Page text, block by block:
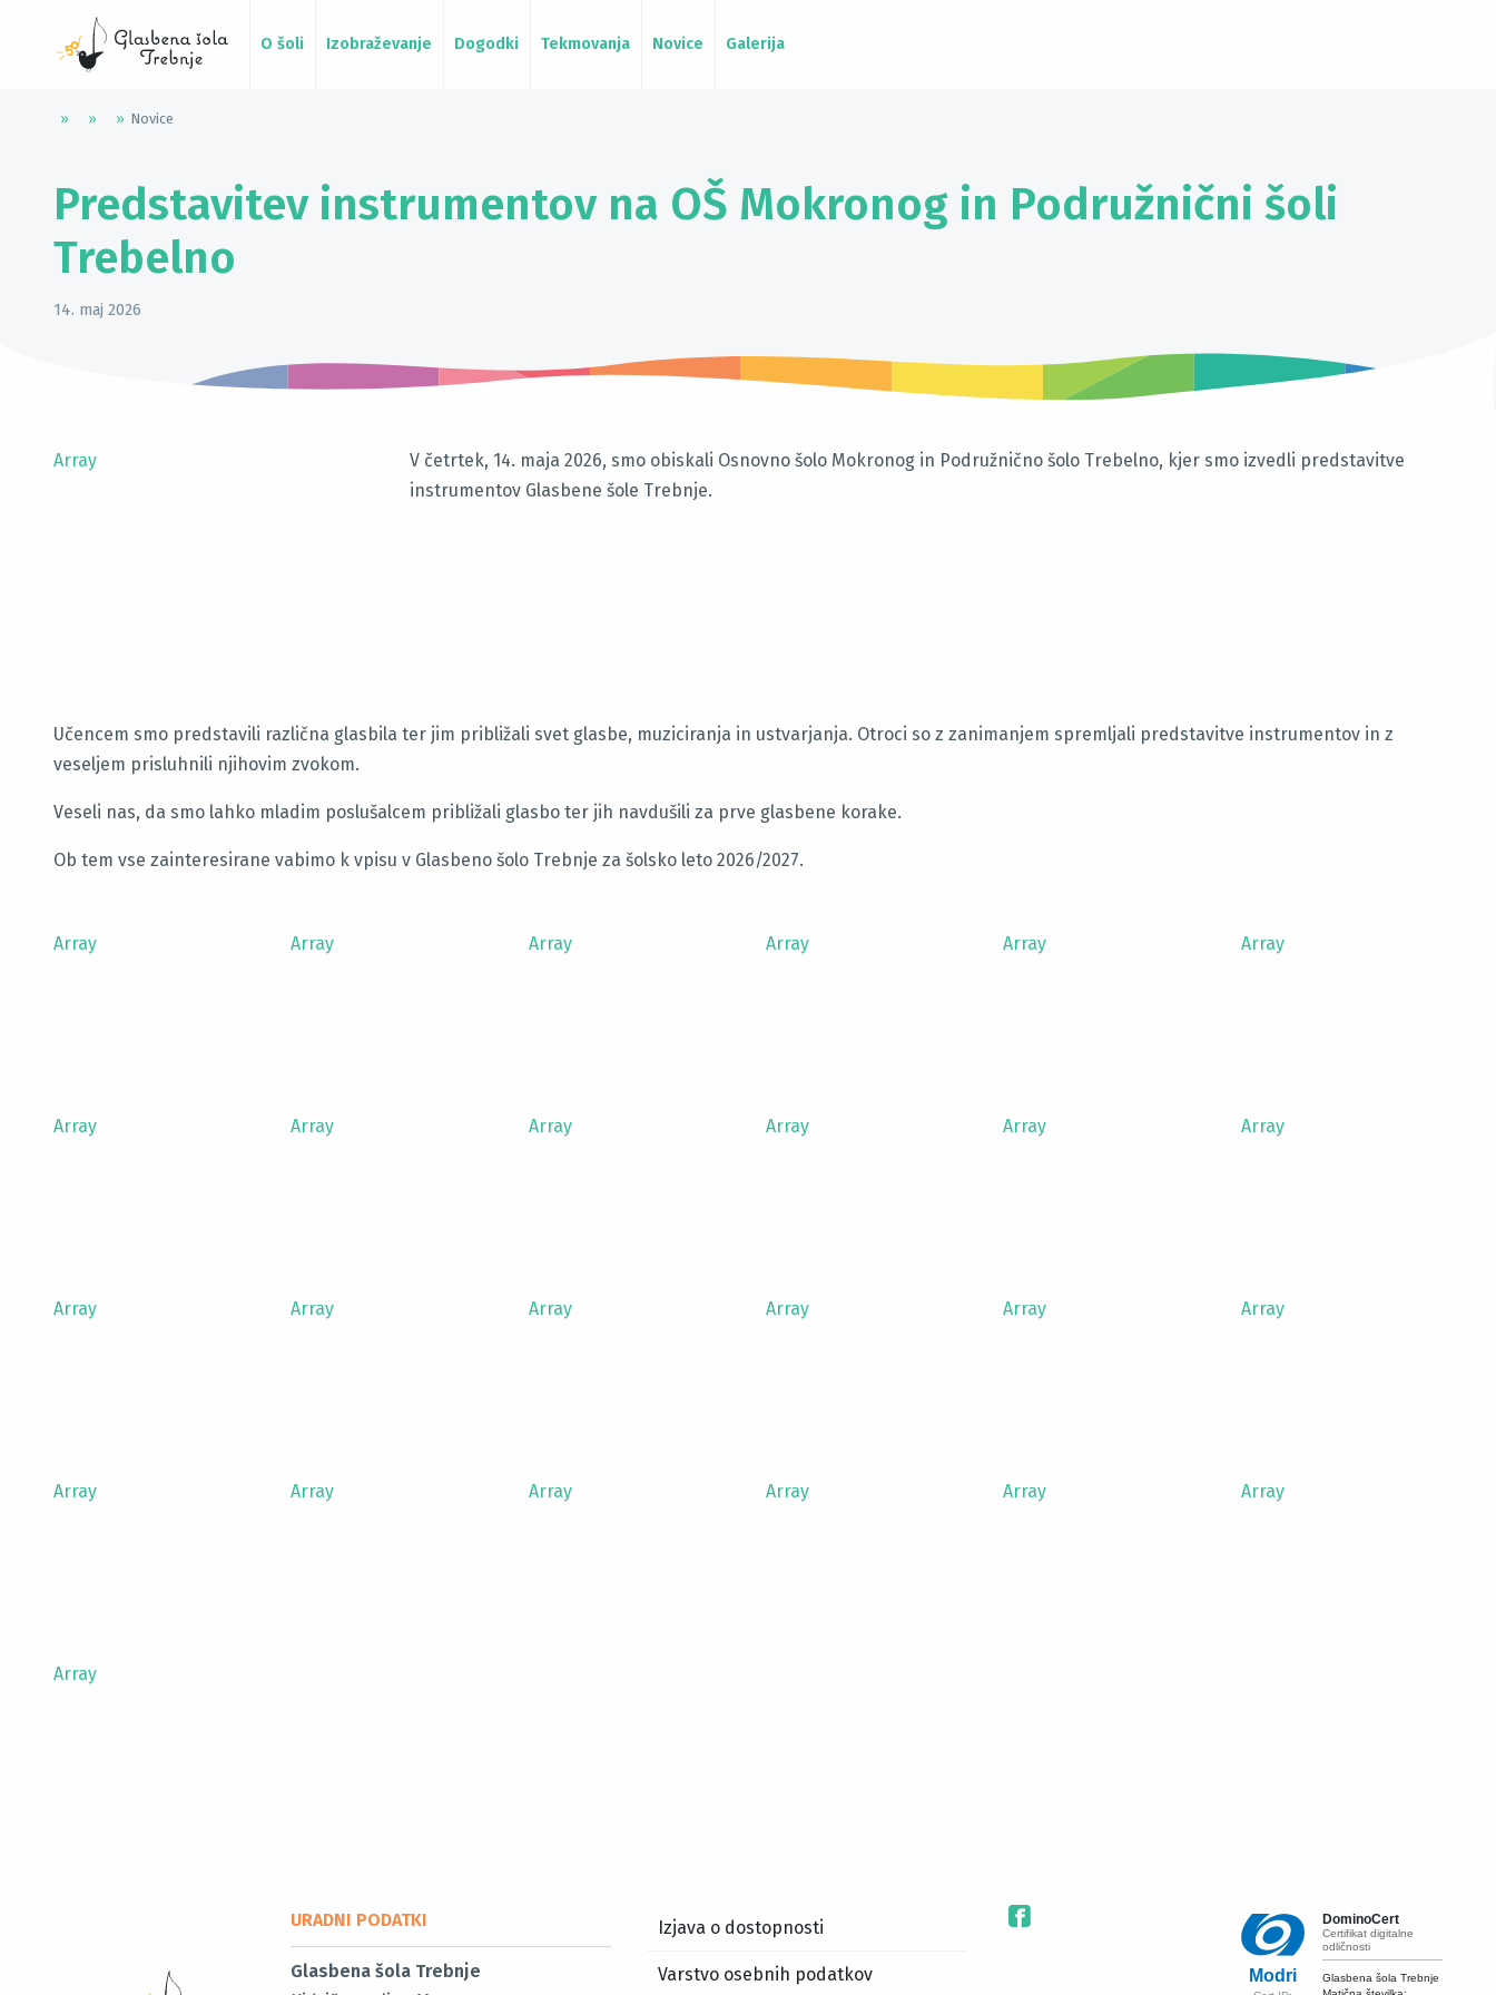
O šoli Izobraževanje Dogodki Tekmovanja Novice Galerija
» » » Novice
Predstavitev instrumentov na OŠ Mokronog in Podružnični šoli
Trebelno
14. maj 2026
Array
V četrtek, 14. maja 2026, smo obiskali Osnovno šolo Mokronog in Podružnično šolo Trebelno, kjer smo izvedli predstavitve
instrumentov Glasbene šole Trebnje.
Učencem smo predstavili različna glasbila ter jim približali svet glasbe, muziciranja in ustvarjanja. Otroci so z zanimanjem spremljali predstavitve instrumentov in z
veseljem prisluhnili njihovim zvokom.
Veseli nas, da smo lahko mladim poslušalcem približali glasbo ter jih navdušili za prve glasbene korake.
Ob tem vse zainteresirane vabimo k vpisu v Glasbeno šolo Trebnje za šolsko leto 2026/2027.
Array Array Array Array Array Array
Array Array Array Array Array Array
Array Array Array Array Array Array
Array Array Array Array Array Array
Array
URADNI PODATKI
Glasbena šola Trebnje
Izjava o dostopnosti
Varstvo osebnih podatkov Modri
DominoCert
Certifikat digitalne
odličnosti
Glasbena šola Trebnje